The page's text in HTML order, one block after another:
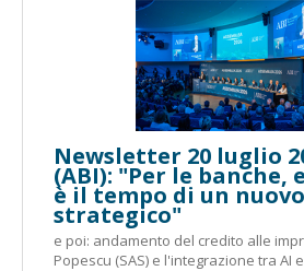
Newsletter 20 luglio
(ABI): "Per le banche,
è il tempo di un
strategico"
e poi: andamento del credito alle
Popescu (SAS) e l'integrazione tra AI